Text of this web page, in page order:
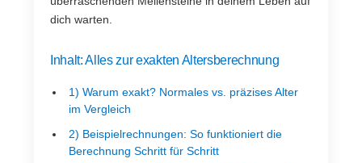
dich warten.
Inhalt: Alles zur exakten Altersberechnung
1) Warum exakt? Normales vs. präzises Alter
im Vergleich
2) Beispielrechnungen: So funktioniert die
Berechnung Schritt für Schritt